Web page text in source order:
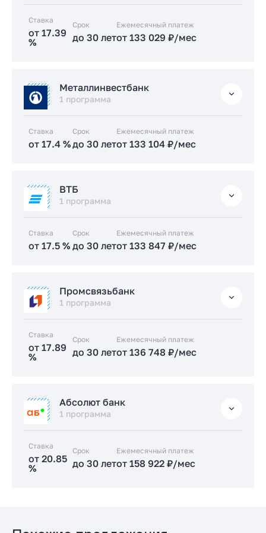
Подать заявку застройщику
Заказать консультацию
Ставка
от 17.39
%
Срок
до 30 лет
Ежемесячный платеж
от 133 029 ₽/мес
от 17.39 % до 30 лет
Заказать консультацию
Металлинвестбанк
1 программа
Ставка
от 17.4 %
Срок
до 30 лет
Ежемесячный платеж
от 133 104 ₽/мес
от 17.4 % до 30 лет
Заказать консультацию
ВТБ
1 программа
Ставка
от 17.5 %
Срок
до 30 лет
Ежемесячный платеж
от 133 847 ₽/мес
от 17.5 % до 30 лет
Заказать консультацию
Промсвязьбанк
1 программа
Ставка
от 17.89
%
Срок
до 30 лет
Ежемесячный платеж
от 136 748 ₽/мес
от 17.89 % до 30 лет
Заказать консультацию
Абсолют банк
1 программа
Ставка
от 20.85
%
Срок
до 30 лет
Ежемесячный платеж
от 158 922 ₽/мес